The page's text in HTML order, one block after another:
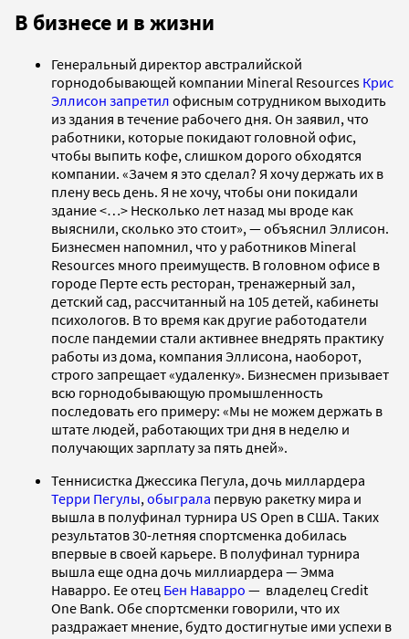
В бизнесе и в жизни
Генеральный директор австралийской
горнодобывающей компании Mineral Resources Крис
Эллисон запретил офисным сотрудником выходить
из здания в течение рабочего дня. Он заявил, что
работники, которые покидают головной офис,
чтобы выпить кофе, слишком дорого обходятся
компании. «Зачем я это сделал? Я хочу держать их в
плену весь день. Я не хочу, чтобы они покидали
здание <…> Несколько лет назад мы вроде как
выяснили, сколько это стоит», — объяснил Эллисон.
Бизнесмен напомнил, что у работников Mineral
Resources много преимуществ. В головном офисе в
городе Перте есть ресторан, тренажерный зал,
детский сад, рассчитанный на 105 детей, кабинеты
психологов. В то время как другие работодатели
после пандемии стали активнее внедрять практику
работы из дома, компания Эллисона, наоборот,
строго запрещает «удаленку». Бизнесмен призывает
всю горнодобывающую промышленность
последовать его примеру: «Мы не можем держать в
штате людей, работающих три дня в неделю и
получающих зарплату за пять дней».
Теннисистка Джессика Пегула, дочь миллардера
Терри Пегулы, обыграла первую ракетку мира и
вышла в полуфинал турнира US Open в США. Таких
результатов 30-летняя спортсменка добилась
впервые в своей карьере. В полуфинал турнира
вышла еще одна дочь миллиардера — Эмма
Наварро. Ее отец Бен Наварро — владелец Credit
One Bank. Обе спортсменки говорили, что их
раздражает мнение, будто достигнутые ими успехи в